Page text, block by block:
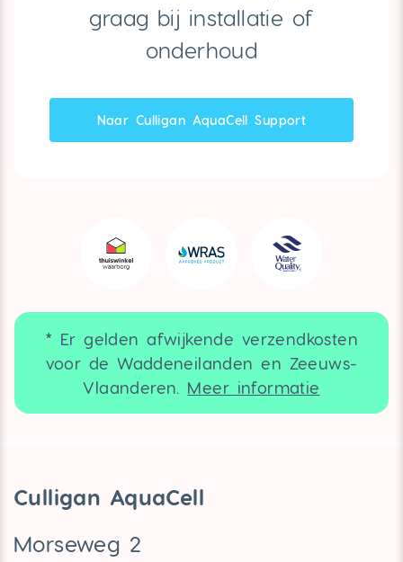
graag bij installatie of
onderhoud
Naar Culligan AquaCell Support
* Er gelden afwijkende verzendkosten
voor de Waddeneilanden en Zeeuws-
Vlaanderen. Meer informatie
Culligan AquaCell
Morseweg 2